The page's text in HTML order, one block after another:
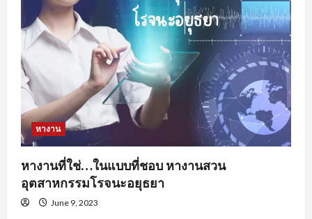
หางาน
หางานที่ใช่…ในแบบที่ชอบ หางานสวน
อุตสาหกรรมโรจนะอยุธยา
June 9, 2023